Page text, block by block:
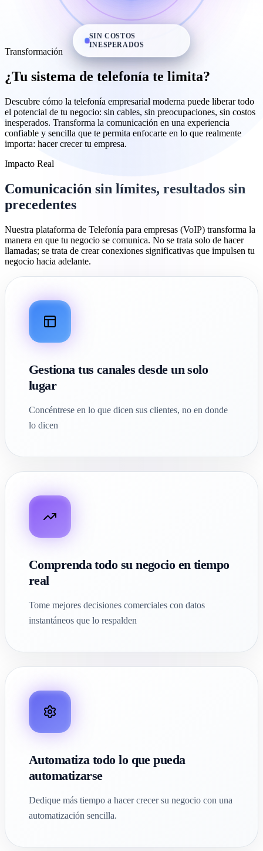
SIN COSTOS
INESPERADOS
Transformación
¿Tu sistema de telefonía te limita?
Descubre cómo la telefonía empresarial moderna puede liberar todo
el potencial de tu negocio: sin cables, sin preocupaciones, sin costos
inesperados. Transforma la comunicación en una experiencia
confiable y sencilla que te permita enfocarte en lo que realmente
importa: hacer crecer tu empresa.
Impacto Real
Comunicación sin límites, resultados sin
precedentes
Nuestra plataforma de Telefonía para empresas (VoIP) transforma la
manera en que tu negocio se comunica. No se trata solo de hacer
llamadas; se trata de crear conexiones significativas que impulsen tu
negocio hacia adelante.
Gestiona tus canales desde un solo
lugar
Concéntrese en lo que dicen sus clientes, no en donde
lo dicen
Comprenda todo su negocio en tiempo
real
Tome mejores decisiones comerciales con datos
instantáneos que lo respalden
Automatiza todo lo que pueda
automatizarse
Dedique más tiempo a hacer crecer su negocio con una
automatización sencilla.